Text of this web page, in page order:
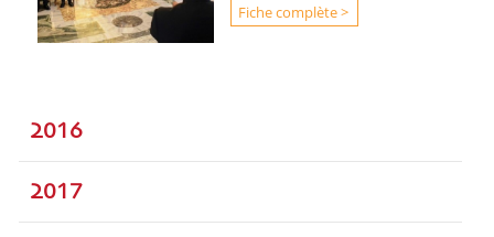
Fiche complète >
2016
2017